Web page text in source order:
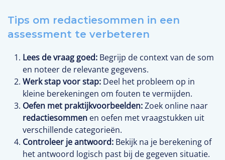
Tips om redactiesommen in een
assessment te verbeteren
Lees de vraag goed: Begrijp de context van de som
en noteer de relevante gegevens.
Werk stap voor stap: Deel het probleem op in
kleine berekeningen om fouten te vermijden.
Oefen met praktijkvoorbeelden:Zoek online naar
redactiesommen en oefen met vraagstukken uit
verschillende categorieën.
Controleer je antwoord: Bekijk na je berekening of
het antwoord logisch past bij de gegeven situatie.